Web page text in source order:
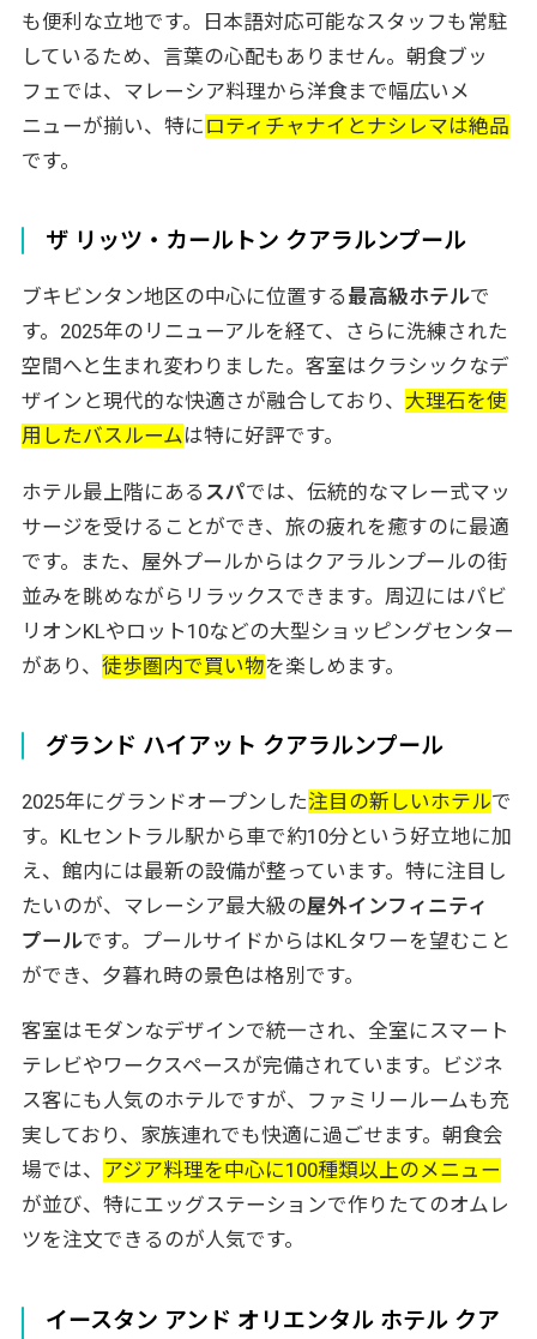
も便利な立地です。日本語対応可能なスタッフも常駐
しているため、言葉の心配もありません。朝食ブッ
フェでは、マレーシア料理から洋食まで幅広いメ
ニューが揃い、特に ロティチャナイとナシレマは絶品
です。
ザ リッツ・カールトン クアラルンプール
ブキビンタン地区の中心に位置する最高級ホテルで
す。2025年のリニューアルを経て、さらに洗練された
空間へと生まれ変わりました。客室はクラシックなデ
ザインと現代的な快適さが融合しており、 大理石を使
用したバスルーム は特に好評です。
ホテル最上階にある スパでは、伝統的なマレー式マッ
サージを受けることができ、旅の疲れを癒すのに最適
です。また、屋外プールからはクアラルンプールの街
並みを眺めながらリラックスできます。周辺にはパビ
リオンKLやロット10などの大型ショッピングセンター
があり、 徒歩圏内で買い物を楽しめます。
グランド ハイアット クアラルンプール
2025年にグランドオープンした注目の新しいホテルで
す。KLセントラル駅から車で約10分という好立地に加
え、館内には最新の設備が整っています。特に注目し
たいのが、マレーシア最大級の屋外インフィニティ
プールです。プールサイドからはKLタワーを望むこと
ができ、夕暮れ時の景色は格別です。
客室はモダンなデザインで統一され、全室にスマート
テレビやワークスペースが完備されています。ビジネ
ス客にも人気のホテルですが、ファミリールームも充
実しており、家族連れでも快適に過ごせます。朝食会
場では、
アジア料理を中心に100種類以上のメニュー
が並び、特にエッグステーションで作りたてのオムレ
ツを注文できるのが人気です。
イースタン アンド オリエンタル ホテル クア